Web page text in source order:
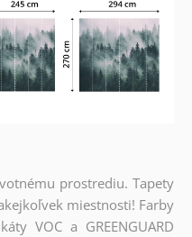
prostrediu. Tapety
miestnosti! Farby
VOC a GREENGUARD